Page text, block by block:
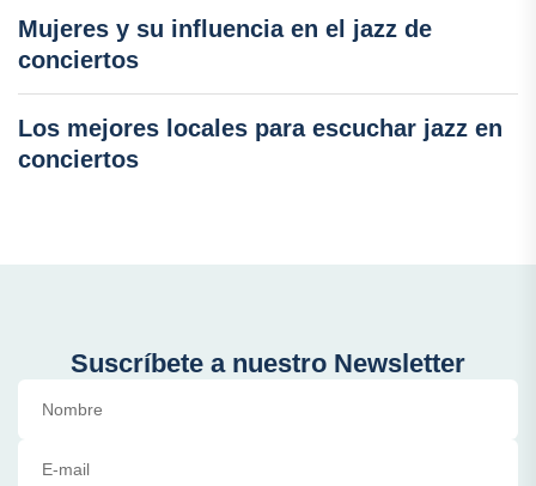
Mujeres y su influencia en el jazz de
conciertos
Los mejores locales para escuchar jazz en
conciertos
Suscríbete a nuestro Newsletter